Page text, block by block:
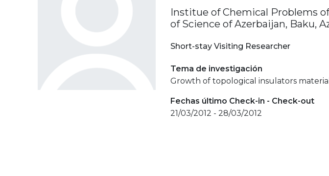
Institue of Chemical Problems
of Science of Azerbaijan, Baku,
Short-stay Visiting Researcher
Tema de investigación
Growth of topological insulators
Fechas último Check-in - Check-out
21/03/2012 - 28/03/2012